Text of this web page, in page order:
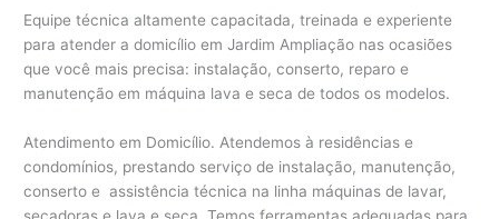
Equipe técnica altamente capacitada, treinada e experiente
para atender a domicílio em Jardim Ampliação nas ocasiões
que você mais precisa: instalação, conserto, reparo e
manutenção em máquina lava e seca de todos os modelos.
Atendimento em Domicílio. Atendemos à residências e
condomínios, prestando serviço de instalação, manutenção,
conserto e assistência técnica na linha máquinas de lavar,